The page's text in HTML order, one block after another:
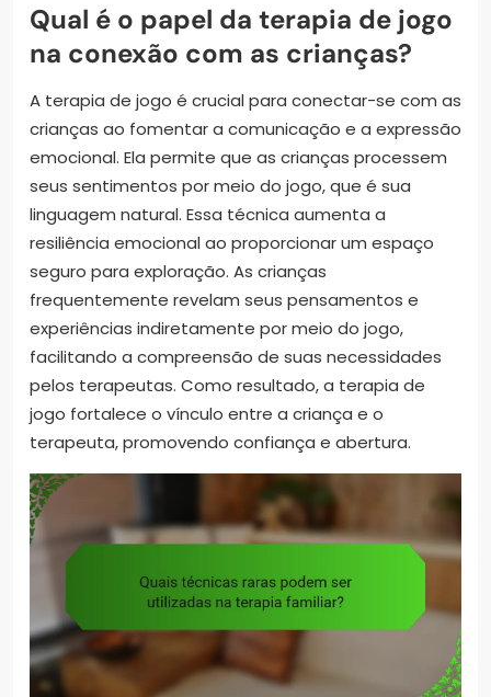
Qual é o papel da terapia de jogo
na conexão com as crianças?
A terapia de jogo é crucial para conectar-se com as
crianças ao fomentar a comunicação e a expressão
emocional. Ela permite que as crianças processem
seus sentimentos por meio do jogo, que é sua
linguagem natural. Essa técnica aumenta a
resiliência emocional ao proporcionar um espaço
seguro para exploração. As crianças
frequentemente revelam seus pensamentos e
experiências indiretamente por meio do jogo,
facilitando a compreensão de suas necessidades
pelos terapeutas. Como resultado, a terapia de
jogo fortalece o vínculo entre a criança e o
terapeuta, promovendo confiança e abertura.